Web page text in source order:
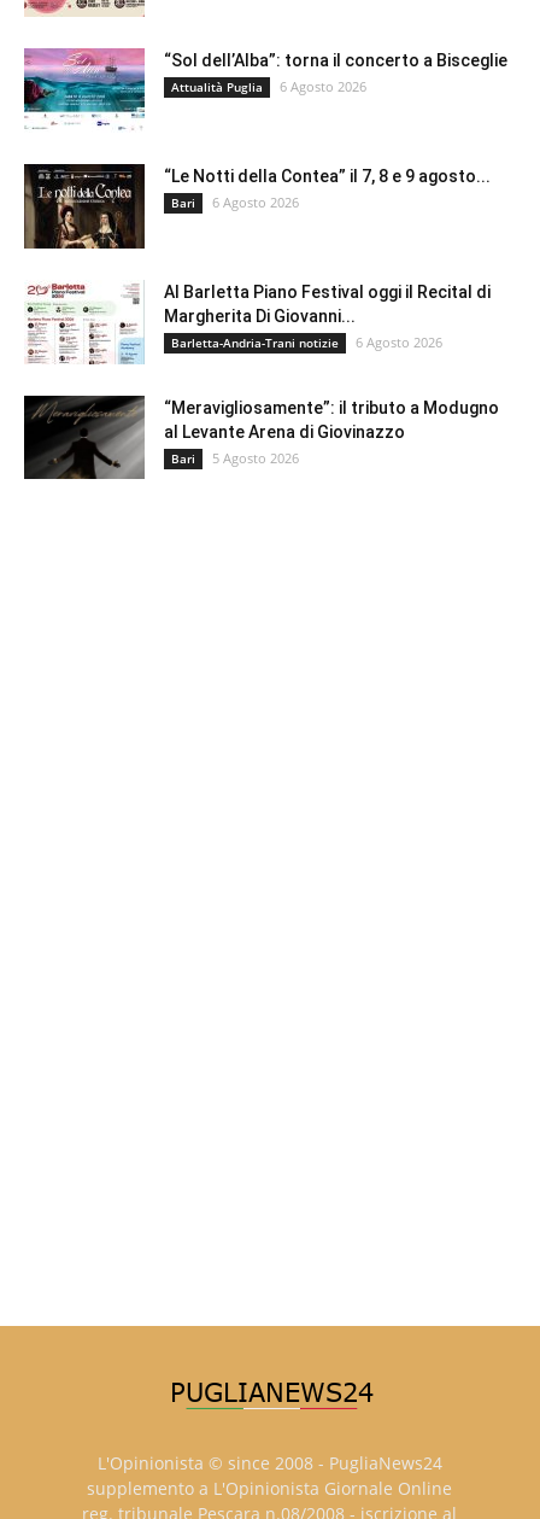
“Sol dell’Alba”: torna il concerto a Bisceglie
Attualità Puglia 6 Agosto 2026
“Le Notti della Contea” il 7, 8 e 9 agosto...
Bari 6 Agosto 2026
Al Barletta Piano Festival oggi il Recital di
Margherita Di Giovanni...
Barletta-Andria-Trani notizie 6 Agosto 2026
“Meravigliosamente”: il tributo a Modugno
al Levante Arena di Giovinazzo
Bari 5 Agosto 2026
L'Opinionista © since 2008 - PugliaNews24
supplemento a L'Opinionista Giornale Online
reg. tribunale Pescara n.08/2008 - iscrizione al